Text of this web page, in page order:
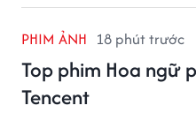
PHIM ẢNH 18 phút trước
Top phim Hoa ngữ
Tencent